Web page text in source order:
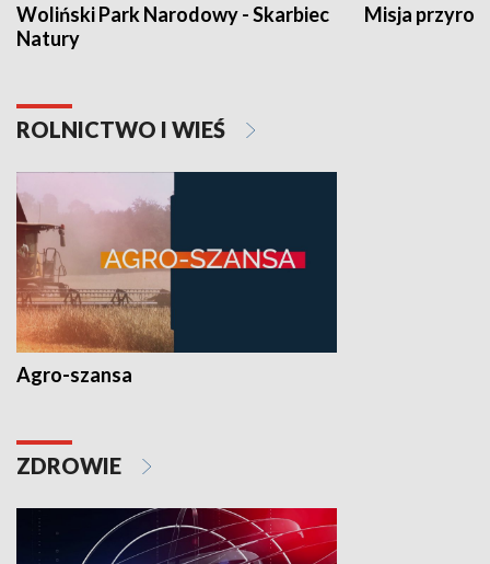
Woliński Park Narodowy - Skarbiec
Natury
Misja
ROLNICTWO I WIEŚ
Agro-szansa
ZDROWIE